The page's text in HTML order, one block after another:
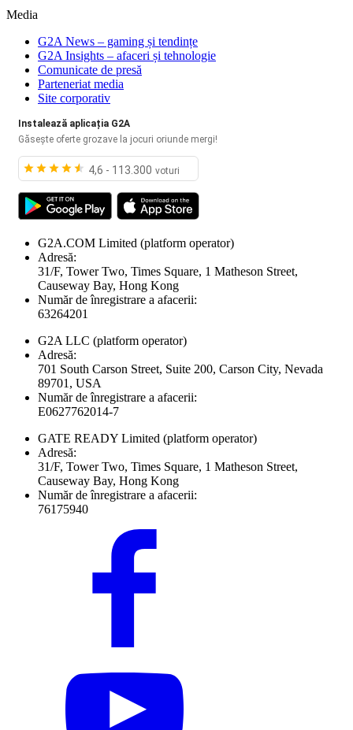
Media
G2A News – gaming și tendințe
G2A Insights – afaceri și tehnologie
Comunicate de presă
Parteneriat media
Site corporativ
Instalează aplicația G2A
Găsește oferte grozave la jocuri oriunde mergi!
4,6 - 113.300 voturi
G2A.COM Limited (platform operator)
Adresă:
31/F, Tower Two, Times Square, 1 Matheson Street,
Causeway Bay, Hong Kong
Număr de înregistrare a afacerii:
63264201
G2A LLC (platform operator)
Adresă:
701 South Carson Street, Suite 200, Carson City, Nevada
89701, USA
Număr de înregistrare a afacerii:
E0627762014-7
GATE READY Limited (platform operator)
Adresă:
31/F, Tower Two, Times Square, 1 Matheson Street,
Causeway Bay, Hong Kong
Număr de înregistrare a afacerii:
76175940